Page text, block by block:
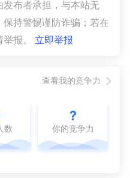
布者承担，与本站无
持警惕谨防诈骗；若在
报。 立即举报
查看我的竞争力
数
?
你的竞争力